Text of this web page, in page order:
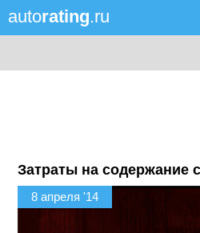
autorating.ru
Затраты на содержание
8 апреля '14